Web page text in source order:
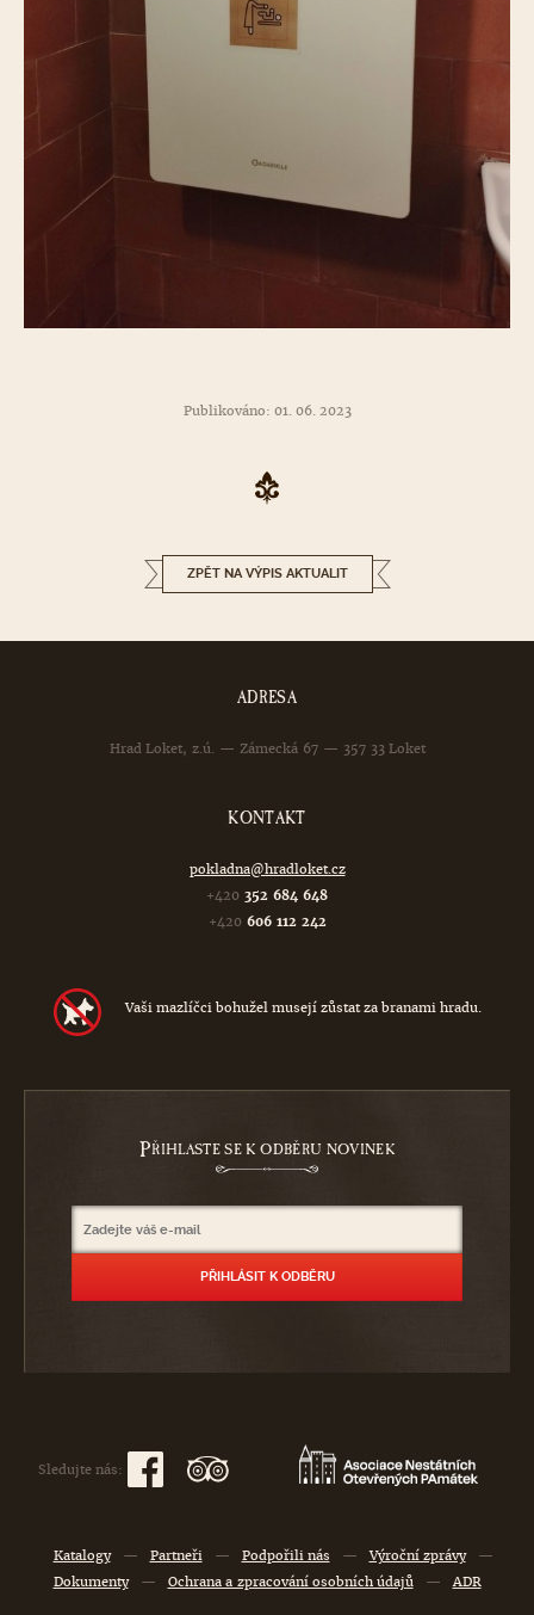
Publikováno: 01. 06. 2023
ZPĚT NA VÝPIS AKTUALIT
ADRESA
Hrad Loket, z.ú. — Zámecká 67 — 357 33 Loket
KONTAKT
pokladna@hradloket.cz
+420 352 684 648
+420 606 112 242
Vaši mazlíčci bohužel musejí zůstat za branami hradu.
PŘIHLASTE SE K ODBĚRU NOVINEK
Sledujte nás:
Katalogy — Partneři — Podpořili nás — Výroční zprávy
—
Dokumenty
— Ochrana a zpracování osobních údajů — ADR